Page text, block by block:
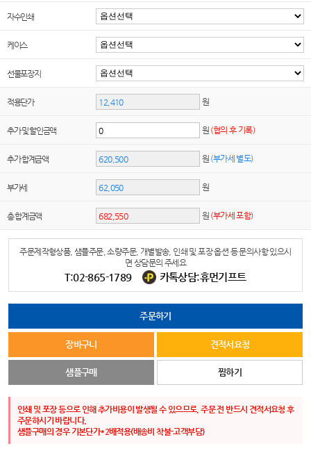
자수인쇄
케이스
선물포장지
적용단가 원
추가 및 할인금액 원 (협의 후 기록)
추가 합계금액 원 (부가세 별도)
부가세 원
총 합계금액 원 (부가세 포함)
주문제작형상품, 샘플주문, 소량주문, 개별발송, 인쇄 및 포장 옵션 등 문의사항 있으시
면 상담문의 주세요
T:02-865-1789 카톡상담:휴먼기프트
주문하기
장바구니 견적서요청
샘플구매 찜하기
인쇄 및 포장 등으로 인해 추가비용이 발생될 수 있으므로, 주문 전 반드시 견적서요청 후
주문하시기 바랍니다.
샘플구매의 경우 기본단가*2배적용(배송비 착불-고객부담)